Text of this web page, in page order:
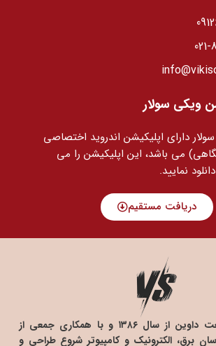
ویکی سولار
دارای اپلیکیشن اندروید اختصاصی
می باشد، این اپلیکیشن را می
نمایید.
دریافت مستقیم
مجموعه آریانا صنعت داوین از سال ۱۳۸۶ و با همکاری جمعی از
برق، الکترونیک و کامپیوتر شروع طراحی و